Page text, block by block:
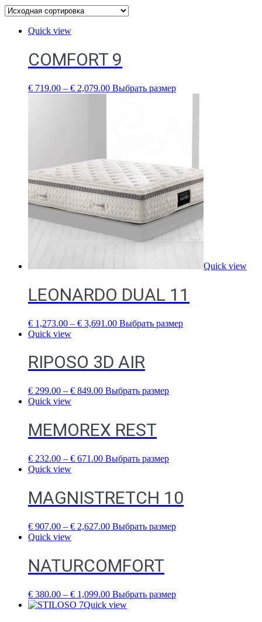
Quick view
COMFORT 9
€ 719.00 – € 2,079.00 Выбрать размер
Quick view
LEONARDO DUAL 11
€ 1,273.00 – € 3,691.00 Выбрать размер
Quick view
RIPOSO 3D AIR
€ 299.00 – € 849.00 Выбрать размер
Quick view
MEMOREX REST
€ 232.00 – € 671.00 Выбрать размер
Quick view
MAGNISTRETCH 10
€ 907.00 – € 2,627.00 Выбрать размер
Quick view
NATURCOMFORT
€ 380.00 – € 1,099.00 Выбрать размер
Quick view